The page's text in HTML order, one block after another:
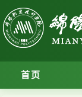
首页